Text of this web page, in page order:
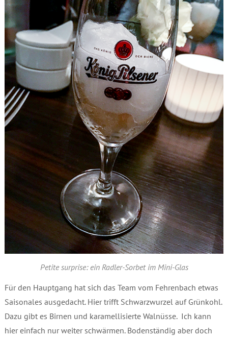
Petite surprise: ein Radler-Sorbet im Mini-Glas
Für den Hauptgang hat sich das Team vom Fehrenbach etwas
Saisonales ausgedacht. Hier trifft Schwarzwurzel auf Grünkohl.
Dazu gibt es Birnen und karamellisierte Walnüsse. Ich kann
hier einfach nur weiter schwärmen. Bodenständig aber doch